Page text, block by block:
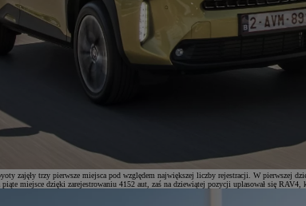
zajęły trzy pierwsze miejsca pod względem największej liczby rejestracji. W pierwszej
miejsce dzięki zarejestrowaniu 4152 aut, zaś na dziewiątej pozycji uplasował się